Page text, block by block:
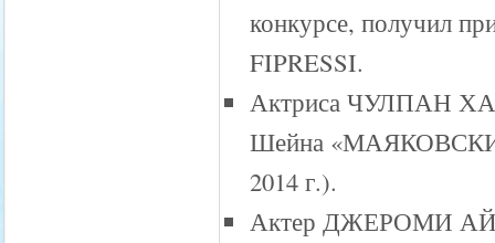
конкурсе, получил
FIPRESSI.
Актриса ЧУЛПАН
Шейна
2014 г.).
Актер ДЖЕРОМИ